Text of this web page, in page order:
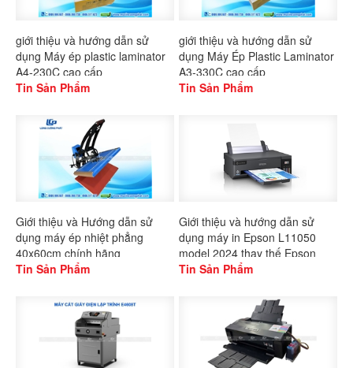
giới thiệu và hướng dẫn sử
dụng Máy ép plastic laminator
A4-230C cao cấp
Tin Sản Phẩm
giới thiệu và hướng dẫn sử
dụng Máy Ép Plastic Laminator
A3-330C cao cấp
Tin Sản Phẩm
Giới thiệu và Hướng dẫn sử
dụng máy ép nhiệt phẳng
40x60cm chính hãng
Gaoshang
Tin Sản Phẩm
Giới thiệu và hướng dẫn sử
dụng máy in Epson L11050
model 2024 thay thế Epson
L1300
Tin Sản Phẩm